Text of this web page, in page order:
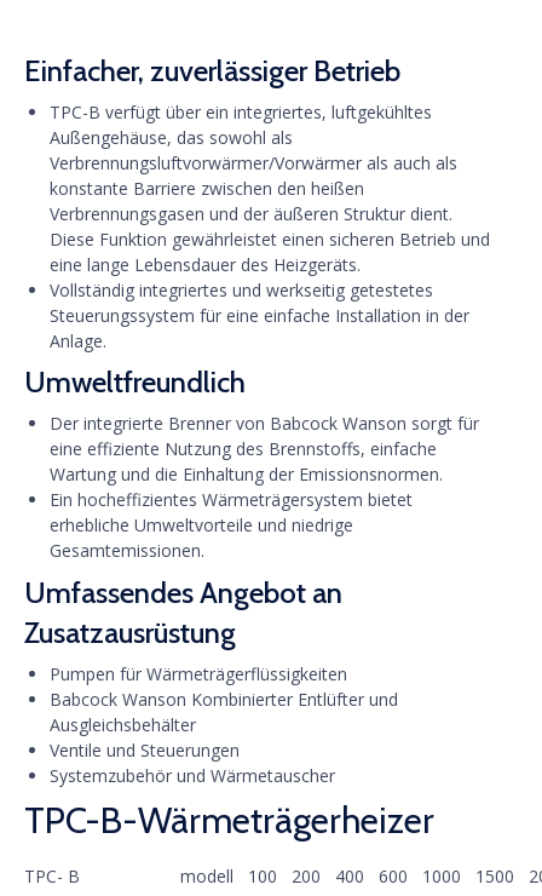
Einfacher, zuverlässiger Betrieb
TPC-B verfügt über ein integriertes, luftgekühltes
Außengehäuse, das sowohl als
Verbrennungsluftvorwärmer/Vorwärmer als auch als
konstante Barriere zwischen den heißen
Verbrennungsgasen und der äußeren Struktur dient.
Diese Funktion gewährleistet einen sicheren Betrieb und
eine lange Lebensdauer des Heizgeräts.
Vollständig integriertes und werkseitig getestetes
Steuerungssystem für eine einfache Installation in der
Anlage.
Umweltfreundlich
Der integrierte Brenner von Babcock Wanson sorgt für
eine effiziente Nutzung des Brennstoffs, einfache
Wartung und die Einhaltung der Emissionsnormen.
Ein hocheffizientes Wärmeträgersystem bietet
erhebliche Umweltvorteile und niedrige
Gesamtemissionen.
Umfassendes Angebot an
Zusatzausrüstung
Pumpen für Wärmeträgerflüssigkeiten
Babcock Wanson Kombinierter Entlüfter und
Ausgleichsbehälter
Ventile und Steuerungen
Systemzubehör und Wärmetauscher
TPC-B-Wärmeträgerheizer
TPC- B modell
100
200
400
600
1000
1500